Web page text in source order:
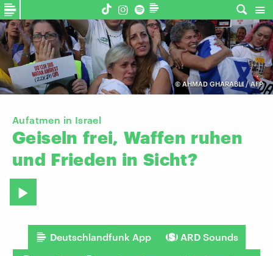
©AHMAD GHARABLI / AFP
Aufatmen in Israel
Geiseln frei, Waffen ruhen
und Frieden in Sicht?
Deutschlandfunk App ARD Sounds